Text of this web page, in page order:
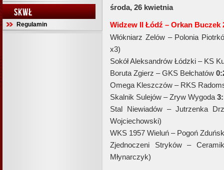
SKWŁ
Regulamin
środa, 26 kwietnia
Widzew II Łódź – Orkan Buczek
Włókniarz Zelów – Polonia
x3)
Sokół Aleksandrów Łódzki – KS
Boruta Zgierz – GKS Bełchatów
Omega Kleszczów – RKS
Skalnik Sulejów – Zryw Wygoda
Stal Niewiadów – Jutrzenka
Wojciechowski)
WKS 1957 Wieluń – Pogoń
Zjednoczeni Stryków –
Młynarczyk)